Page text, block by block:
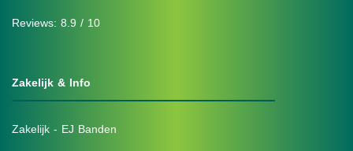
Reviews: 8.9 / 10
Zakelijk & Info
Zakelijk - EJ Banden